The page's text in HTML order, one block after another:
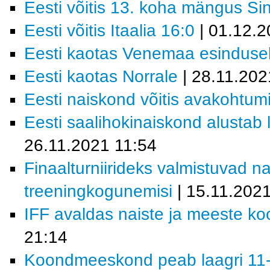
Eesti võitis 13. koha mängus
Eesti võitis Itaalia 16:0 |
Eesti kaotas Venemaa
Eesti kaotas Norrale |
Eesti naiskond võitis
Eesti saalihokinaiskond
26.11.2021 11:54
Finaalturniirideks valmistuvad
treeningkogunemisi |
IFF avaldas naiste ja meeste
21:14
Koondmeeskond peab laagri